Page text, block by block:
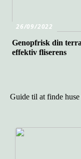
26/09/2022
Genopfrisk din
effektiv fliserens
Guide til at finde